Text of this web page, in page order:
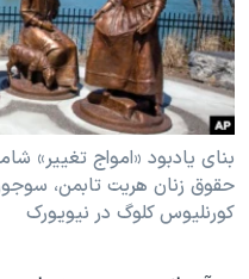
فرهنگ و زندگی
حقوق شهروندی
اقتصادی
علم و فناوری
اسرائیل در جنگ
مستندها
انتخابات ریاست جمهوری آمریکا
حمله جمهوری اسلامی به
رمز مهسا
ورزش زنان در ایران
دنبال کنید
زبانهای مختلف
بنای یادبود «امواج تغییر»
حقوق زنان هریت تابمن،
کورنلیوس کلوگ در نیویورک